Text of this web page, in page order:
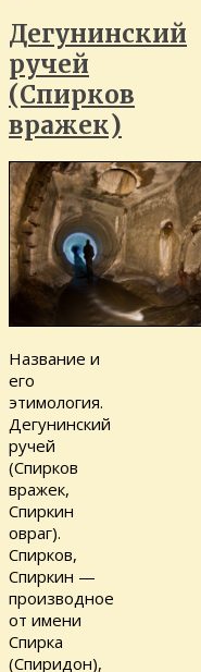
Дегунинский
ручей
(Спирков
вражек)
Название и
его
этимология.
Дегунинский
ручей
(Спирков
вражек,
Спиркин
овраг).
Спирков,
Спиркин —
производное
от имени
Спирка
(Спиридон),